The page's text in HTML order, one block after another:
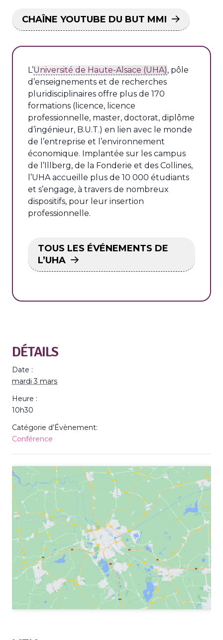
CHAÎNE YOUTUBE DU BUT MMI
L’Université de Haute-Alsace (UHA), pôle
d’enseignements et de recherches
pluridisciplinaires offre plus de 170
formations (licence, licence
professionnelle, master, doctorat, diplôme
d’ingénieur, B.U.T.) en lien avec le monde
de l’entreprise et l’environnement
économique. Implantée sur les campus
de l’Illberg, de la Fonderie et des Collines,
l’UHA accueille plus de 10 000 étudiants
et s’engage, à travers de nombreux
dispositifs, pour leur insertion
professionnelle.
TOUS LES ÉVÉNEMENTS DE
L’UHA
DÉTAILS
Date :
mardi 3 mars
Heure :
10h30
Catégorie d’Évènement:
Conférence